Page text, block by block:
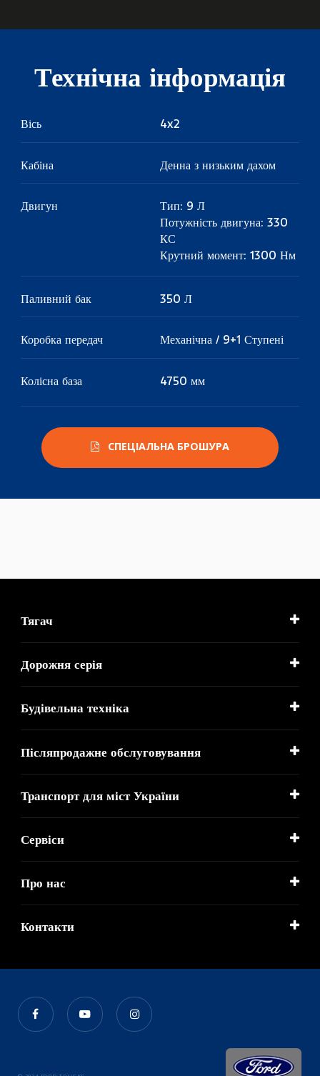
Технічна інформація
Вісь 4x2
Кабіна Денна з низьким дахом
Двигун
Тип: 9 Л
Потужність двигуна: 330
КС
Крутний момент: 1300 Нм
Паливний бак 350 Л
Коробка передач Механічна / 9+1 Ступені
Колісна база 4750 мм
СПЕЦІАЛЬНА БРОШУРА
Тягач
Дорожня серія
Будівельна техніка
Післяпродажне обслуговування
Транспорт для міст України
Сервіси
Про нас
Контакти